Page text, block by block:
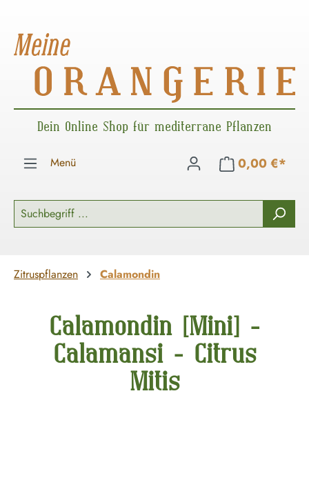
Dein Online Shop für mediterrane Pflanzen
Menü 0,00 €*
Zitruspflanzen Calamondin
Calamondin [Mini] -
Calamansi - Citrus
Mitis